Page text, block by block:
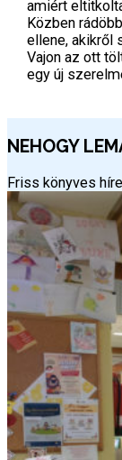
amiért
Közben
ellene, akikről
Vajon az ott
egy új
NEHOGY
Friss könyves